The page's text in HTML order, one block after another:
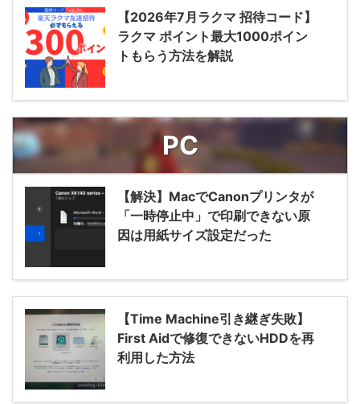
【2026年7月ラクマ 招待コード】
ラクマ ポイント最大1000ポイン
トもらう方法を解説
PC
【解決】MacでCanonプリンタが
「一時停止中」で印刷できない原
因は用紙サイズ設定だった
【Time Machine引き継ぎ失敗】
First Aidで修復できないHDDを再
利用した方法